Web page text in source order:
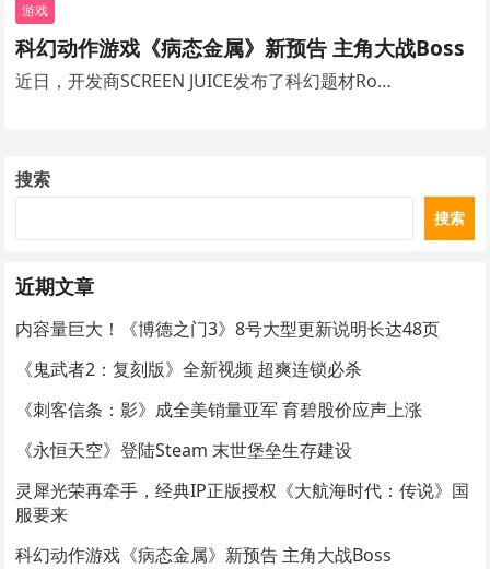
游戏
科幻动作游戏《病态金属》新预告 主角大战Boss
近日，开发商SCREEN JUICE发布了科幻题材Ro…
搜索
搜索
近期文章
内容量巨大！《博德之门3》8号大型更新说明长达48页
《鬼武者2：复刻版》全新视频 超爽连锁必杀
《刺客信条：影》成全美销量亚军 育碧股价应声上涨
《永恒天空》登陆Steam 末世堡垒生存建设
灵犀光荣再牵手，经典IP正版授权《大航海时代：传说》国
服要来
科幻动作游戏《病态金属》新预告 主角大战Boss